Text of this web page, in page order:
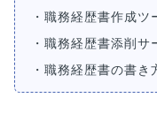
・職務経歴書作成ツ
・職務経歴書添削サ
・職務経歴書の書